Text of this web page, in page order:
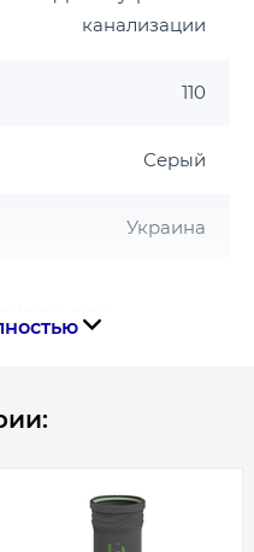
канализации
110
Серый
Украина